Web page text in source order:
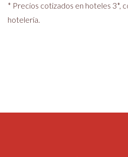
* Precios cotizados en hoteles 3*,
hotelería.